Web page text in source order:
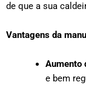
de que a sua
Vantagens da
Aumento
e bem